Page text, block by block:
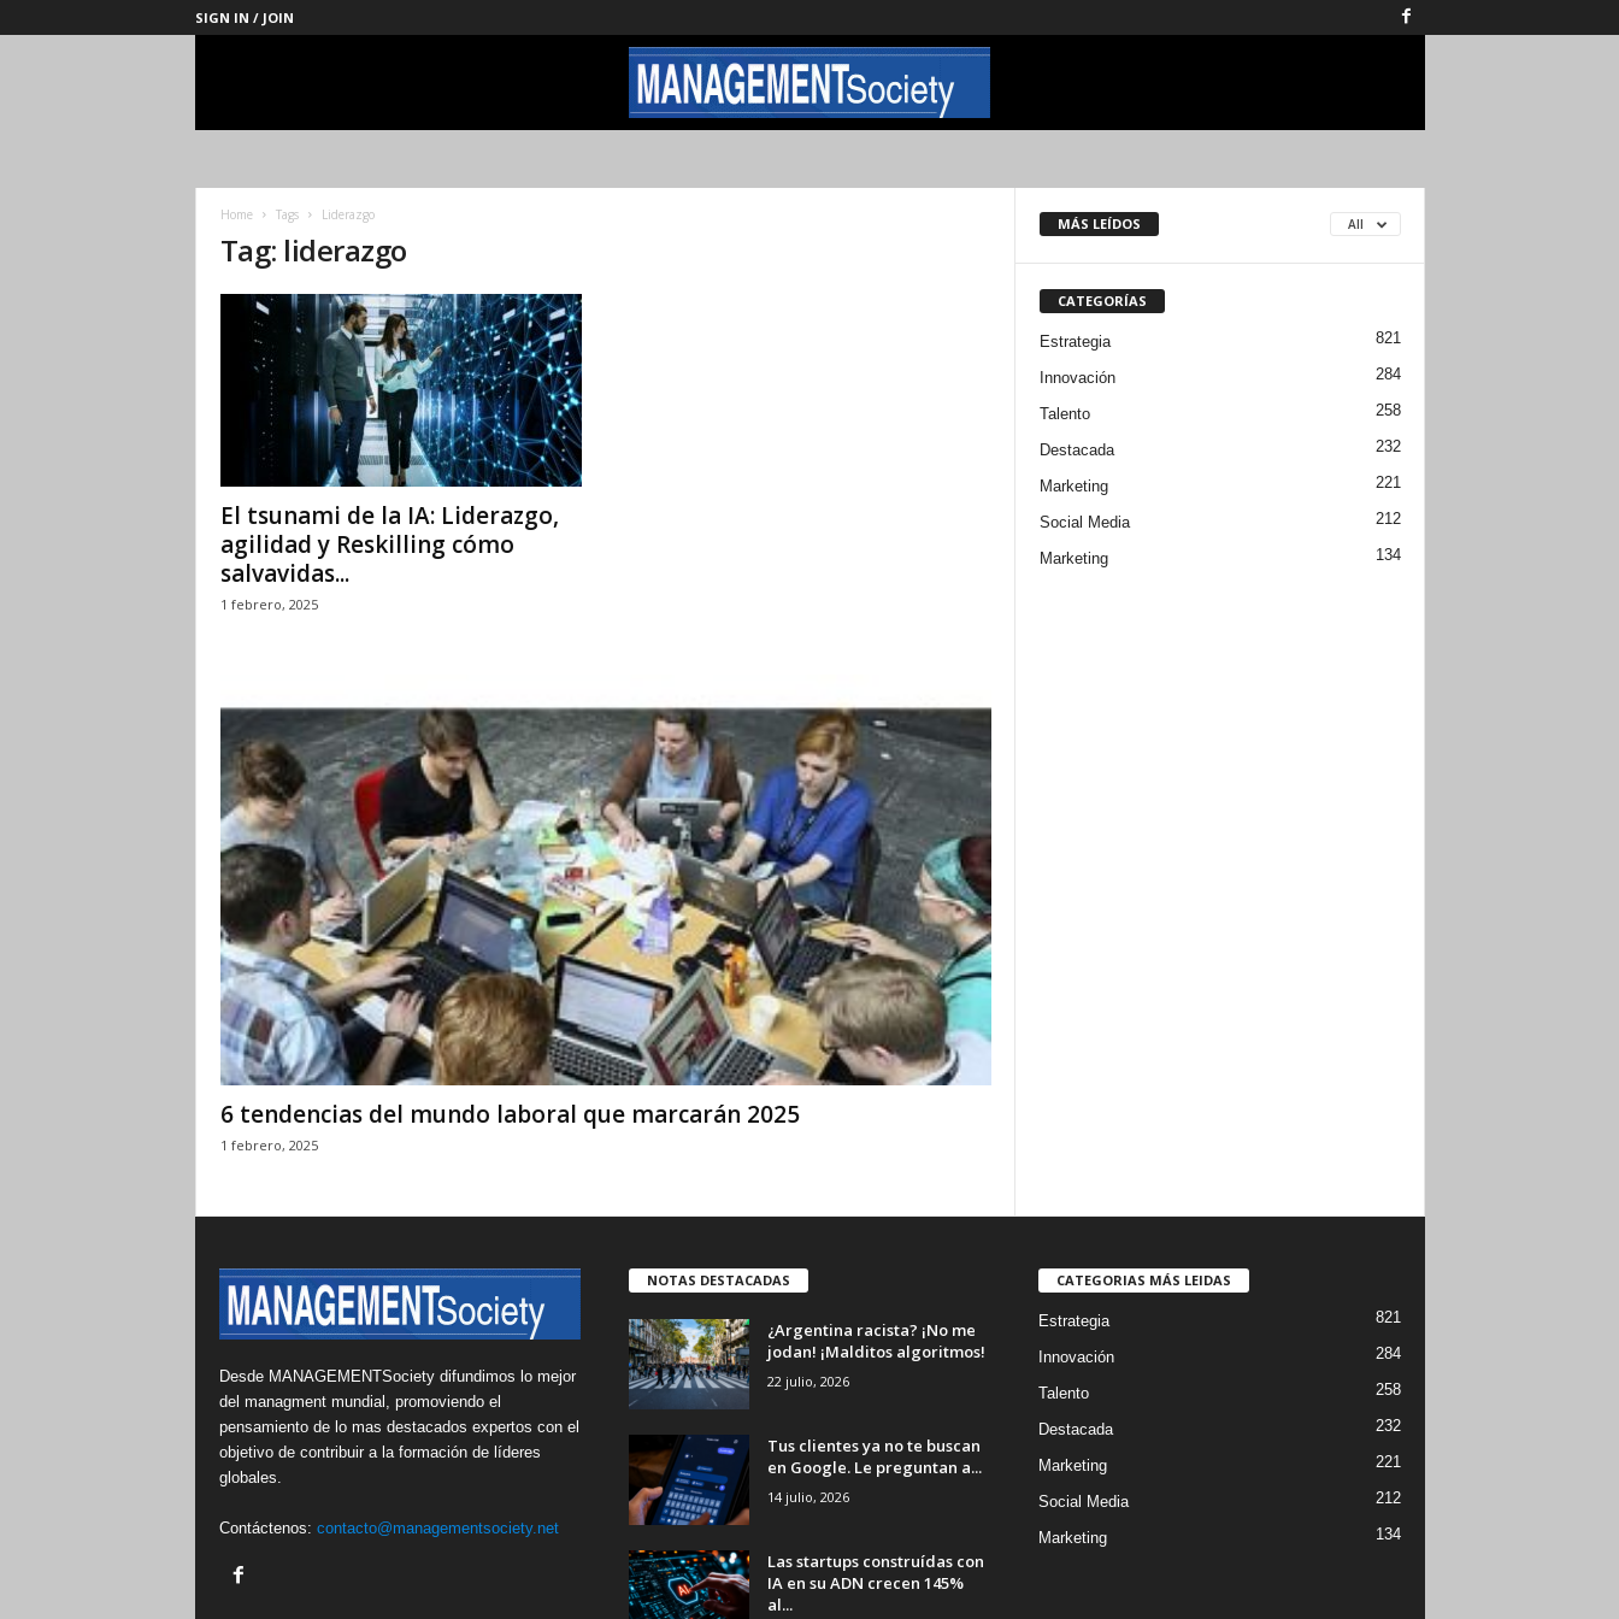
SIGN IN / JOIN
Management
Home Tags Liderazgo
Tag: liderazgo
El tsunami de la IA: Liderazgo,
agilidad y Reskilling cómo
salvavidas...
1 febrero, 2025
6 tendencias del mundo laboral que marcarán 2025
1 febrero, 2025
MÁS LEÍDOS All
CATEGORÍAS
Estrategia 821
Innovación 284
Talento 258
Destacada 232
Marketing 221
Social Media 212
Marketing 134
Desde MANAGEMENTSociety difundimos lo mejor
del managment mundial, promoviendo el
pensamiento de lo mas destacados expertos con el
objetivo de contribuir a la formación de líderes
globales.
Contáctenos: contacto@managementsociety.net
NOTAS DESTACADAS
¿Argentina racista? ¡No me
jodan! ¡Malditos algoritmos!
22 julio, 2026
Tus clientes ya no te buscan
en Google. Le preguntan a...
14 julio, 2026
Las startups construídas con
IA en su ADN crecen 145%
al...
CATEGORIAS MÁS LEIDAS
Estrategia 821
Innovación 284
Talento 258
Destacada 232
Marketing 221
Social Media 212
Marketing 134